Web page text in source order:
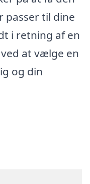
passer til dine
i retning af en
at vælge en
og din